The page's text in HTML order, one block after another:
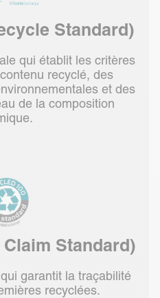
Standard)
qui établit les critères
recyclé, des
et des
de la composition
Standard)
garantit la traçabilité
recyclées.